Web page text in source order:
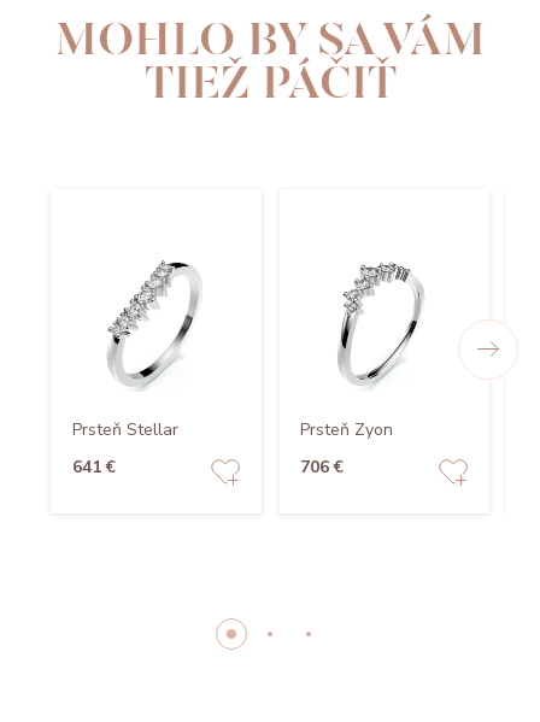
MOHLO BY SA VÁM
TIEŽ PÁČIŤ
Prsteň Stellar
641 €
Prsteň Zyon
706 €